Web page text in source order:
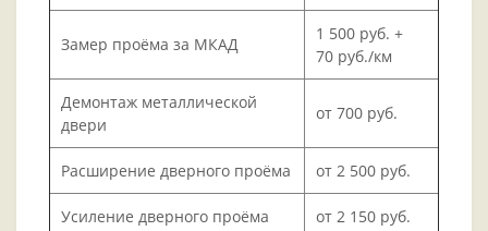
Замер проёма за МКАД
1 500 руб. +
70 руб./км
Демонтаж металлической
двери
от 700 руб.
Расширение дверного проёма от 2 500 руб.
Усиление дверного проёма от 2 150 руб.